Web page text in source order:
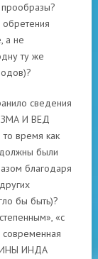
а не
ту же
сведения
И ВЕД
время как
были
благодаря
бы быть)?
«с
ИНДА